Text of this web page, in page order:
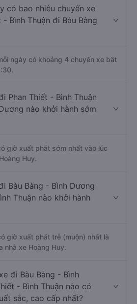
có bao nhiêu chuyến xe
- Bình Thuận đi Bàu Bàng
ngày có khoảng 4 chuyến xe bắt
Phan Thiết - Bình Thuận
nào khởi hành sớm
giờ xuất phát sớm nhất vào lúc
Huy.
Bàu Bàng - Bình Dương
Thuận nào khởi hành
giờ xuất phát trễ (muộn) nhất là
nhà xe Hoàng Huy.
đi Bàu Bàng - Bình
- Bình Thuận nào có
sắc, cao cấp nhất?